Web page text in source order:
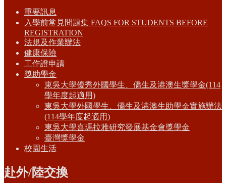
重要訊息
入學前常見問題集 FAQS FOR STUDENTS BEFORE
REGISTRATION
法規及作業辦法
健康保險
工作證申請
獎助學金
東吳大學優秀外國學生、僑生及港澳生獎學金(114
學年度起適用)
東吳大學外國學生、僑生及港澳生助學金實施辦法
(114學年度起適用)
東吳大學喜瑪拉雅研究發展基金會獎學金
臺灣獎學金
校園生活
赴外/陸交換